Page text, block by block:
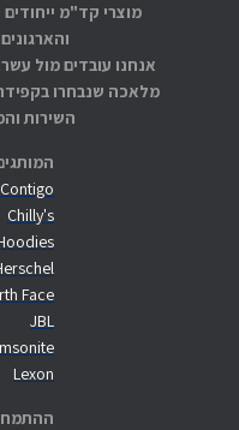
Contigo
Chilly's
Face
JBL
Lexon
מוצרי קד"מ
אנחנו עובדים מול
מלאכה שנבחרו
השירות